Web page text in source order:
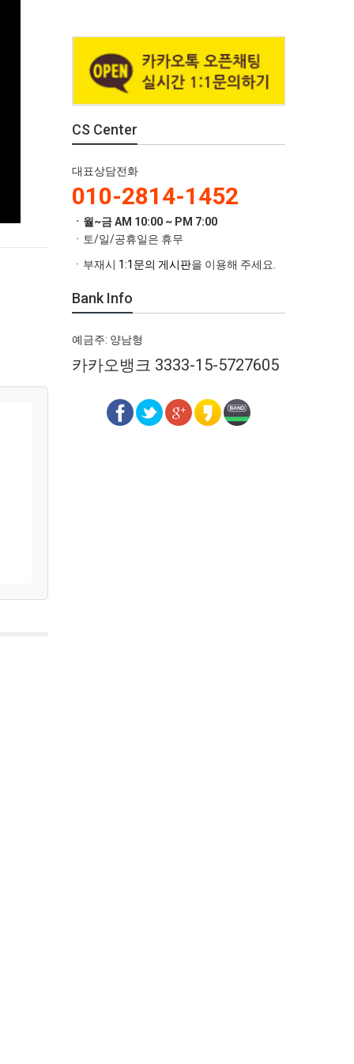
CS Center
대표상담전화
010-2814-1452
ㆍ월~금 AM 10:00 ~ PM 7:00
ㆍ토/일/공휴일은 휴무
ㆍ부재시 1:1문의 게시판을 이용해 주세요.
Bank Info
예금주: 양남형
카카오뱅크 3333-15-5727605